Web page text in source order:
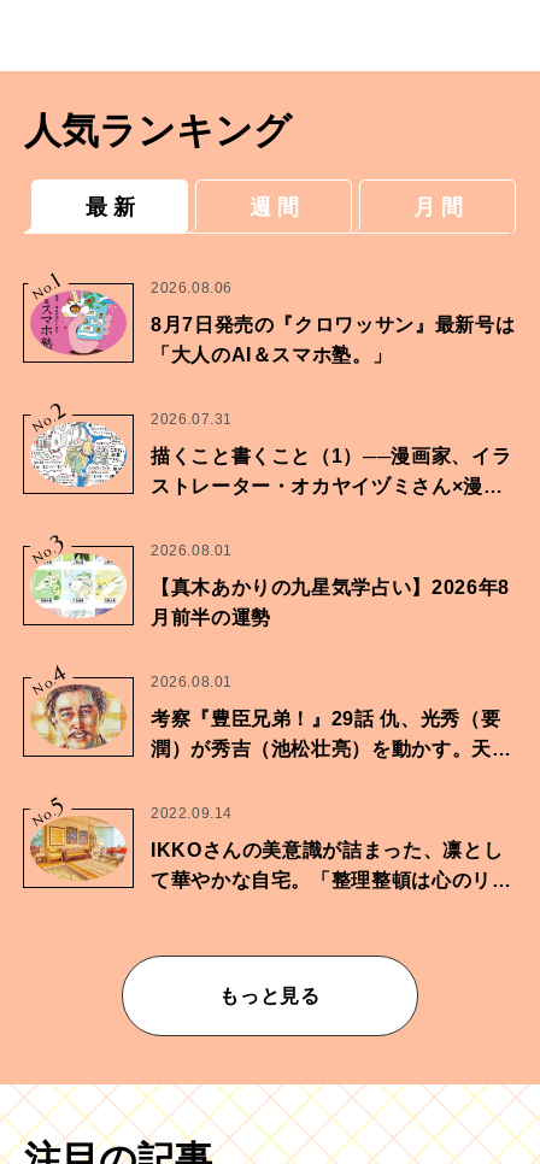
人気ランキング
最 新 週 間 月 間
No.
1 2026.08.06
8月7日発売の『クロワッサン』最新号は
「大人のAI＆スマホ塾。」
No.2 2026.07.31
描くこと書くこと（1）──漫画家、イラ
ストレーター・オカヤイヅミさん×漫画
No.
3 2026.08.01
【真木あかりの九星気学占い】2026年8
月前半の運勢
No.
4 2026.08.01
考察『豊臣兄弟！』29話 仇、光秀（要
潤）が秀吉（池松壮亮）を動かす。天下
No.
5 2022.09.14
IKKOさんの美意識が詰まった、凛とし
て華やかな自宅。「整理整頓は心のリズ
もっと見る